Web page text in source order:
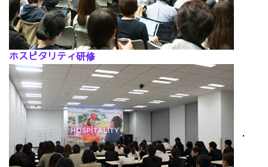
ホスピタリティ研修
･